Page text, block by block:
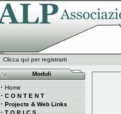
Clicca qui per registrarti
Moduli
· Home
· C O N T E N T
· Projects & Web Links
· T O P I C S